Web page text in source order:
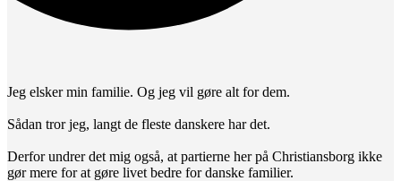
Jeg elsker min familie. Og jeg vil gøre alt for dem.
Sådan tror jeg, langt de fleste danskere har det.
Derfor undrer det mig også, at partierne her på Christiansborg ikke
gør mere for at gøre livet bedre for danske familier.